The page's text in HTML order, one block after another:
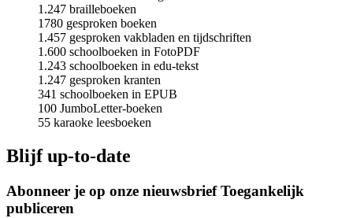
1.247 brailleboeken
1780 gesproken boeken
1.457 gesproken vakbladen en tijdschriften
1.600 schoolboeken in FotoPDF
1.243 schoolboeken in edu-tekst
1.247 gesproken kranten
341 schoolboeken in EPUB
100 JumboLetter-boeken
55 karaoke leesboeken
Blijf up-to-date
Abonneer je op onze nieuwsbrief Toegankelijk
publiceren